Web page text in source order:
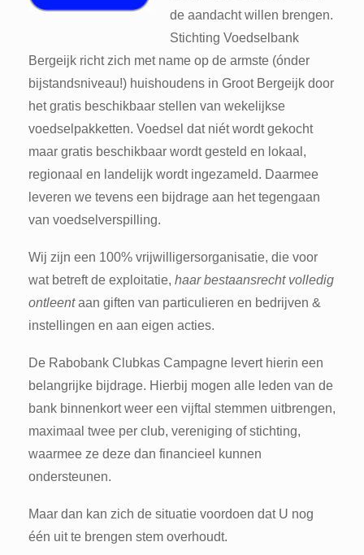
de aandacht willen brengen.
Stichting Voedselbank
Bergeijk richt zich met name op de armste (ónder
bijstandsniveau!) huishoudens in Groot Bergeijk door
het gratis beschikbaar stellen van wekelijkse
voedselpakketten. Voedsel dat niét wordt gekocht
maar gratis beschikbaar wordt gesteld en lokaal,
regionaal en landelijk wordt ingezameld. Daarmee
leveren we tevens een bijdrage aan het tegengaan
van voedselverspilling.
Wij zijn een 100% vrijwilligersorganisatie, die voor
wat betreft de exploitatie, haar bestaansrecht volledig
ontleentaan giften van particulieren en bedrijven &
instellingen en aan eigen acties.
De Rabobank Clubkas Campagne levert hierin een
belangrijke bijdrage. Hierbij mogen alle leden van de
bank binnenkort weer een vijftal stemmen uitbrengen,
maximaal twee per club, vereniging of stichting,
waarmee ze deze dan financieel kunnen
ondersteunen.
Maar dan kan zich de situatie voordoen dat U nog
één uit te brengen stem overhoudt.